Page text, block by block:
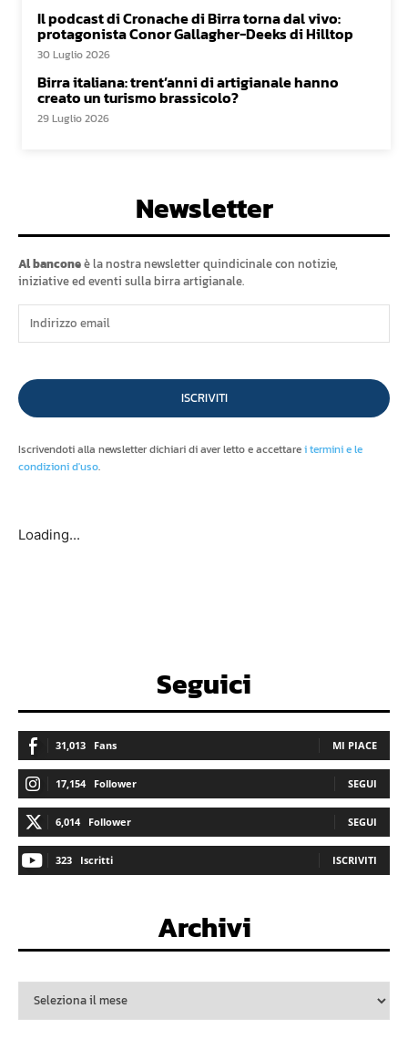
Il podcast di Cronache di Birra torna dal vivo:
protagonista Conor Gallagher-Deeks di Hilltop
30 Luglio 2026
Birra italiana: trent’anni di artigianale hanno
creato un turismo brassicolo?
29 Luglio 2026
Newsletter
Al banconeè la nostra newsletter quindicinale con notizie,
iniziative ed eventi sulla birra artigianale.
ISCRIVITI
Iscrivendoti alla newsletter dichiari di aver letto e accettarei termini e le
condizioni d'uso.
Loading...
Seguici
31,013 Fans MI PIACE
17,154 Follower SEGUI
6,014 Follower SEGUI
323 Iscritti ISCRIVITI
Archivi